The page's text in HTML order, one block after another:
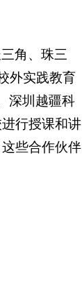
角、珠三
外实践教育
深圳越疆科
行授课和讲
些合作伙伴